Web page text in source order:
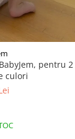
pentru 2
culori